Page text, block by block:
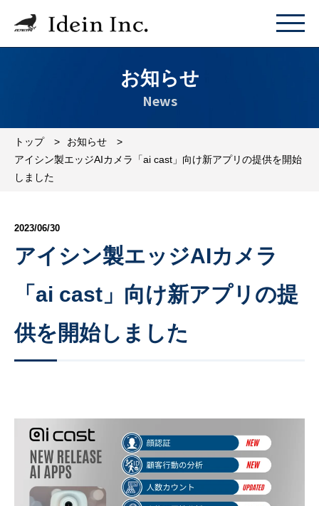
お知らせ
News
トップ
お知らせ
アイシン製エッジAIカメラ「ai cast」向け新アプリの提供を開始
しました
2023/06/30
アイシン製エッジAIカメラ
「ai cast」向け新アプリの提
供を開始しました